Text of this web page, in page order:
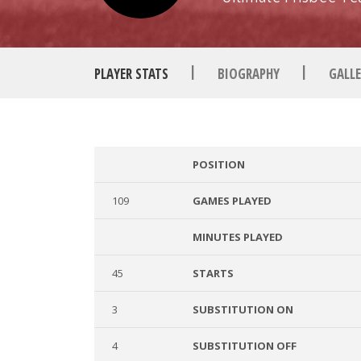
PLAYER STATS | BIOGRAPHY |
POSITION
109 GAMES PLAYED
MINUTES PLAYED
45 STARTS
3 SUBSTITUTION ON
4 SUBSTITUTION OFF